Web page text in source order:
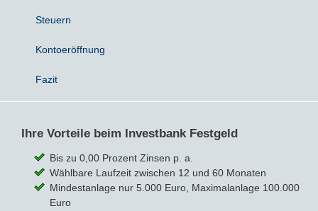
Steuern
Kontoeröffnung
Fazit
Ihre Vorteile beim Investbank Festgeld
Bis zu 0,00 Prozent Zinsen p. a.
Wählbare Laufzeit zwischen 12 und 60 Monaten
Mindestanlage nur 5.000 Euro, Maximalanlage 100.000
Euro